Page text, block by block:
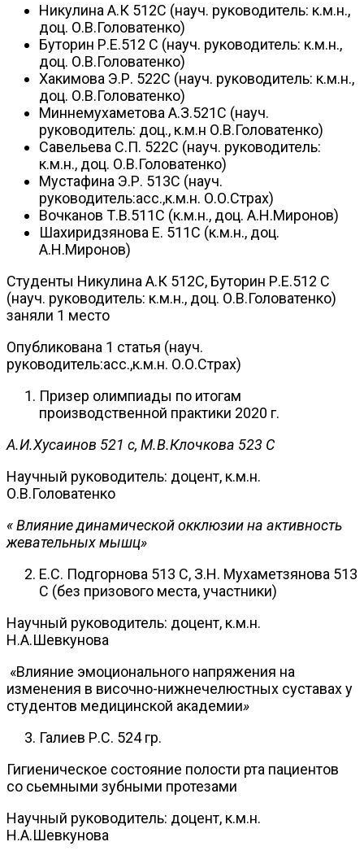
Никулина А.К 512С (науч. руководитель: к.м.н.,
доц. О.В.Головатенко)
Буторин Р.Е.512 С (науч. руководитель: к.м.н.,
доц. О.В.Головатенко)
Хакимова Э.Р. 522С (науч. руководитель: к.м.н.,
доц. О.В.Головатенко)
Миннемухаметова А.З.521С (науч.
руководитель: доц., к.м.н О.В.Головатенко)
Савельева С.П. 522С (науч. руководитель:
к.м.н., доц. О.В.Головатенко)
Мустафина Э.Р. 513С (науч.
руководитель:асс.,к.м.н. О.О.Страх)
Вочканов Т.В.511С (к.м.н., доц. А.Н.Миронов)
Шахиридзянова Е. 511С (к.м.н., доц.
А.Н.Миронов)
Студенты Никулина А.К 512С, Буторин Р.Е.512 С
(науч. руководитель: к.м.н., доц. О.В.Головатенко)
заняли 1 место
Опубликована 1 статья (науч.
руководитель:асс.,к.м.н. О.О.Страх)
Призер олимпиады по итогам
производственной практики 2020 г.
А.И.Хусаинов 521 с, М.В.Клочкова 523 С
Научный руководитель: доцент, к.м.н.
О.В.Головатенко
« Влияние динамической окклюзии на активность
жевательных мышц»
Е.С. Подгорнова 513 С, З.Н. Мухаметзянова 513
С (без призового места, участники)
Научный руководитель: доцент, к.м.н.
Н.А.Шевкунова
«Влияние эмоционального напряжения на
изменения в височно-нижнечелюстных суставах у
студентов медицинской академии»
Галиев Р.С. 524 гр.
Гигиеническое состояние полости рта пациентов
со сьемными зубными протезами
Научный руководитель: доцент, к.м.н.
Н.А.Шевкунова